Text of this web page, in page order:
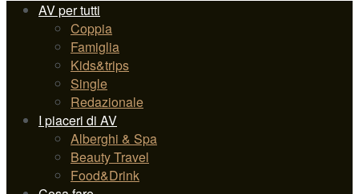
AV per tutti
Coppia
Famiglia
Kids&trips
Single
Redazionale
I piaceri di AV
Alberghi & Spa
Beauty Travel
Food&Drink